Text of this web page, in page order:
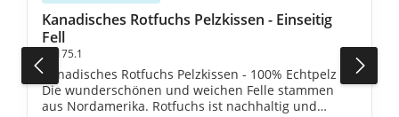
von 5 von 5 Sternen Durchschnittliche
Kanadisches Rotfuchs Pelzkissen - Einseitig
Fell
#1175.1
Kanadisches Rotfuchs Pelzkissen - 100% Echtpelz -
Die wunderschönen und weichen Felle stammen
aus Nordamerika. Rotfuchs ist nachhaltig und